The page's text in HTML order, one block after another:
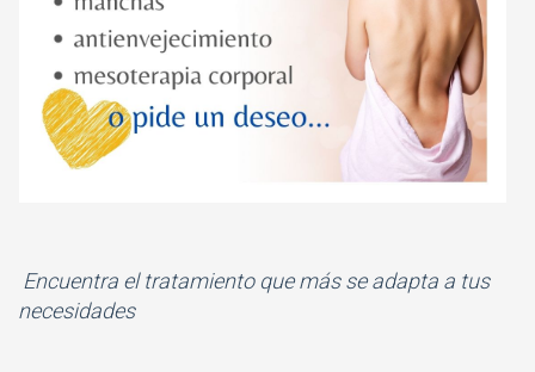
Encuentra el tratamiento que más se adapta a tus
necesidades